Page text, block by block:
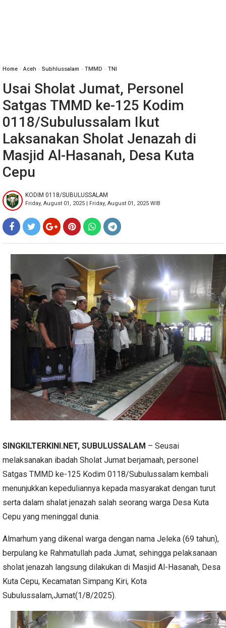
Home »‎Aceh » Subhlussalam » TMMD » TNI
Usai Sholat Jumat, Personel
Satgas TMMD ke-125 Kodim
0118/Subulussalam Ikut
Laksanakan Sholat Jenazah di
Masjid Al-Hasanah, Desa Kuta
Cepu
KODIM 0118/SUBULUSSALAM
Friday, August 01, 2025 | Friday, August 01, 2025 WIB
SINGKILTERKINI.NET, SUBULUSSALAM – Seusai
melaksanakan ibadah Sholat Jumat berjamaah, personel
Satgas TMMD ke-125 Kodim 0118/Subulussalam kembali
menunjukkan kepeduliannya kepada masyarakat dengan turut
serta dalam shalat jenazah salah seorang warga Desa Kuta
Cepu yang meninggal dunia.
Almarhum yang dikenal warga dengan nama Jeleka (69 tahun),
berpulang ke Rahmatullah pada Jumat, sehingga pelaksanaan
sholat jenazah langsung dilakukan di Masjid Al-Hasanah, Desa
Kuta Cepu, Kecamatan Simpang Kiri, Kota
Subulussalam,Jumat(1/8/2025).